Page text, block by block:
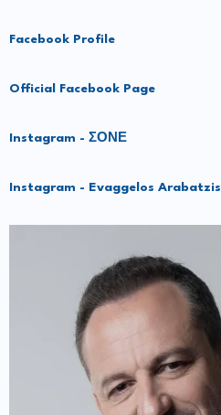
Facebook Profile
Official Facebook Page
Instagram - ΣΟΝΕ
Instagram - Evaggelos Arabatzis